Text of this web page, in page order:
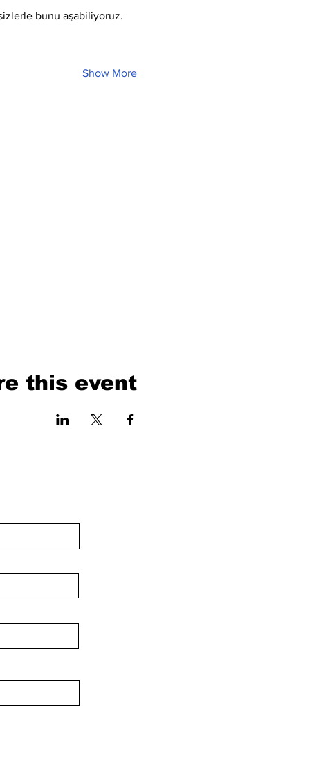
bunu aşabiliyoruz.
Show More
this event